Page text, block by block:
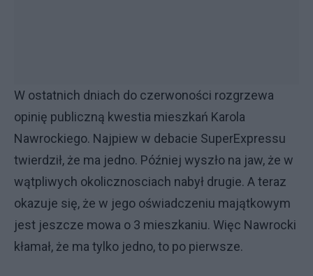
W ostatnich dniach do czerwoności rozgrzewa
opinię publiczną kwestia mieszkań Karola
Nawrockiego. Najpiew w debacie SuperExpressu
twierdził, że ma jedno. Później wyszło na jaw, że w
wątpliwych okolicznosciach nabył drugie. A teraz
okazuje się, że w jego oświadczeniu majątkowym
jest jeszcze mowa o 3 mieszkaniu. Więc Nawrocki
kłamał, że ma tylko jedno, to po pierwsze.